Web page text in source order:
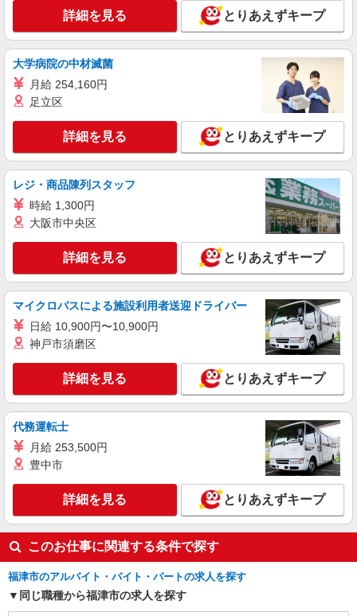
詳細を見る とりあえずキープ
大学病院の中材滅菌
月給 254,160円
足立区
詳細を見る とりあえずキープ
レジ・商品陳列スタッフ
時給 1,300円
大阪市中央区
詳細を見る とりあえずキープ
マイクロバスによる施設利用者送迎ドライバー
日給 10,900円〜10,900円
神戸市須磨区
詳細を見る とりあえずキープ
代務運転士
月給 253,500円
豊中市
詳細を見る とりあえずキープ
このお仕事に関連する条件で探す
福津市のアルバイト・バイト・パートの求人を探す
同じ職種から福津市の求人を探す